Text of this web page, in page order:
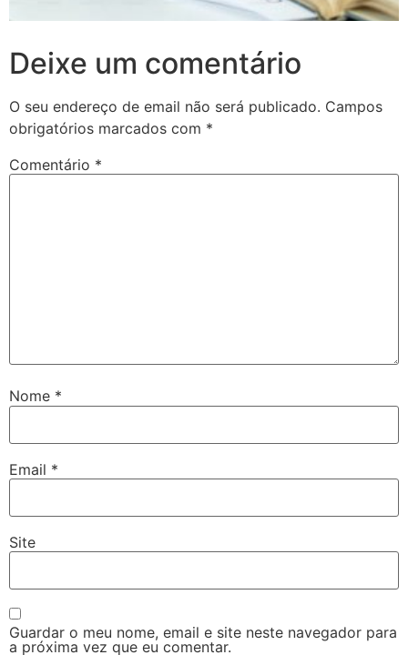
Deixe um comentário
O seu endereço de email não será publicado. Campos
obrigatórios marcados com *
Comentário *
Nome *
Email *
Site
Guardar o meu nome, email e site neste navegador para
a próxima vez que eu comentar.